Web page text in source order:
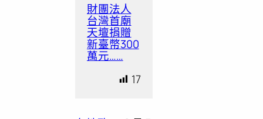
財團法人
台灣首廟
天壇捐贈
新臺幣300
萬元……
17